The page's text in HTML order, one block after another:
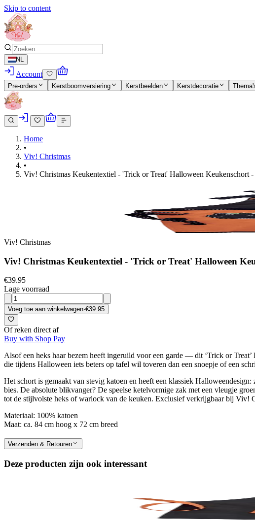
Skip to content
NL
Account
Pre-orders Kerstboomversiering Kerstbeelden Kerstdecoratie
Home
•
Viv! Christmas
•
Viv! Christmas Keukentextiel - 'Trick or Treat' Halloween Keukenschort -
Viv! Christmas
Viv! Christmas Keukentextiel - 'Trick or Treat' Halloween
€39.95
Lage voorraad
Voeg toe aan winkelwagen·€39.95
Of reken direct af
Buy with Shop Pay
Alsof een heks haar bezem heeft ingeruild voor een garde — dit ‘Trick or
die tijdens Halloween iets beters op tafel wil toveren dan een snoepje of een
Het schort is gemaakt van stevig katoen en heeft een klassiek
bies. De absolute blikvanger? De speelse ketelvormige zak met een vleugje
tot de stijlvolste heks of warlock van de keuken. Exclusief verkrijgbaar bij Viv!
Materiaal: 100% katoen
Maat: ca. 84 cm hoog x 72 cm breed
Verzenden & Retouren
Deze producten zijn ook interessant